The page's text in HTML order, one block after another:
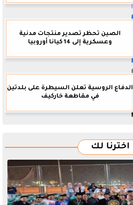
الصين تحظر تصدير منتجات مدنية
وعسكرية إلى 14 كيانا أوروبيا
الدفاع الروسية تعلن السيطرة على بلدتين
في مقاطعة خاركيف
اخترنا لك